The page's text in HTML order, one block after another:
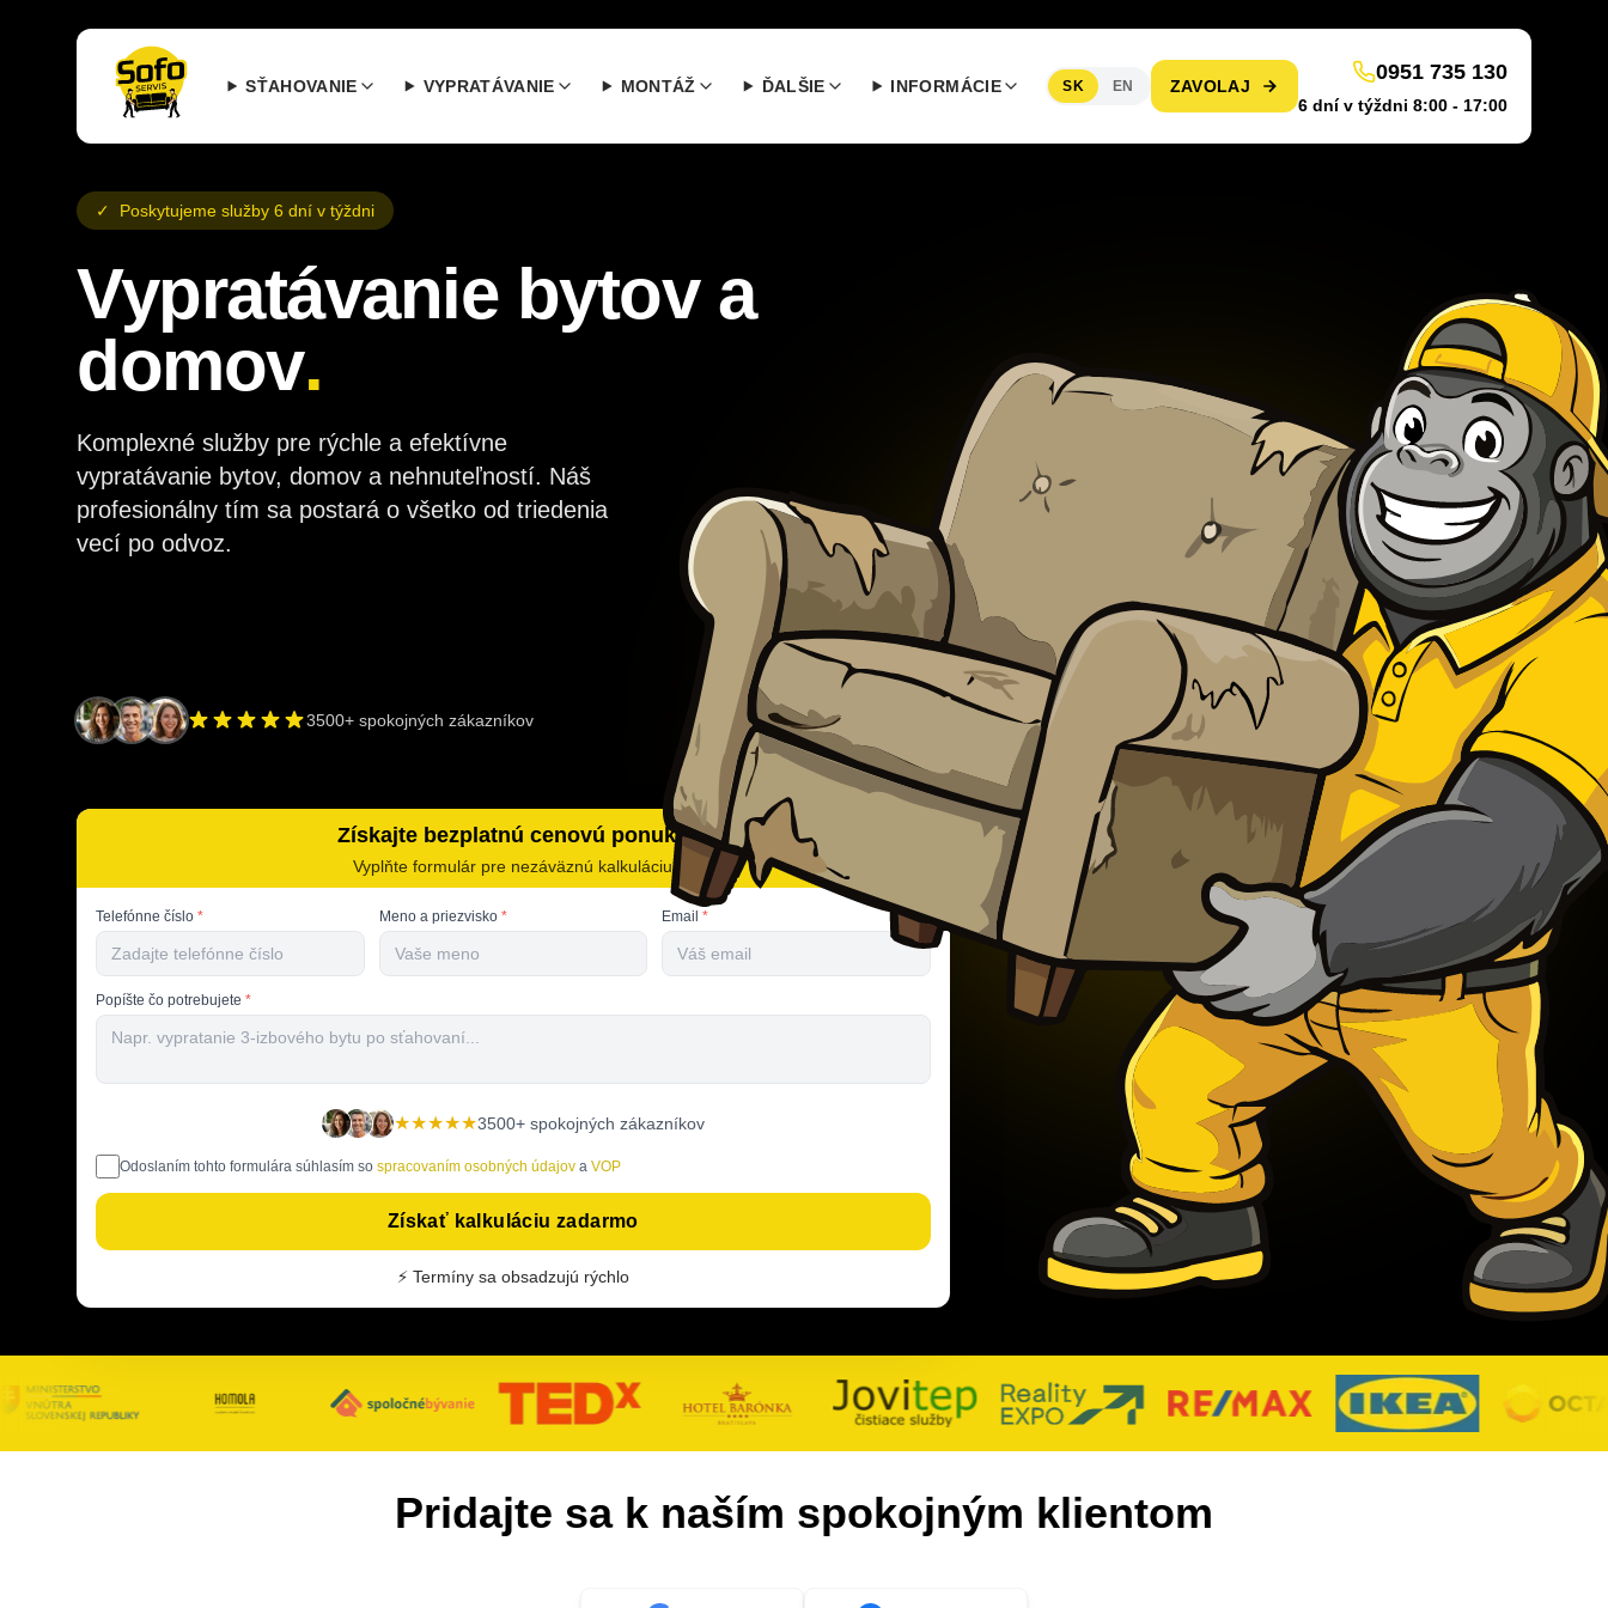
SŤAHOVANIE VYPRATÁVANIE MONTÁŽ ĎALŠIE INFORMÁCIE SK EN ZAVOLAJ
0951 735 130
6 dní v týždni 8:00 - 17:00
✓ Poskytujeme služby 6 dní v týždni
Vypratávanie bytov a
domov.
Komplexné služby pre rýchle a efektívne
vypratávanie bytov, domov a nehnuteľností. Náš
profesionálny tím sa postará o všetko od triedenia
vecí po odvoz.
3500+ spokojných zákazníkov
Získajte bezplatnú cenovú ponuku
Vyplňte formulár pre nezáväznú kalkuláciu
Telefónne číslo * Meno a priezvisko * Email *
Popíšte čo potrebujete *
★★★★★3500+ spokojných zákazníkov
Odoslaním tohto formulára súhlasím so spracovaním osobných údajov a VOP
Získať kalkuláciu zadarmo
⚡ Termíny sa obsadzujú rýchlo
Pridajte sa k naším spokojným klientom